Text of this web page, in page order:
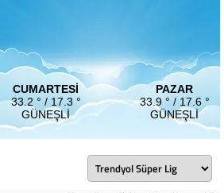
CUMARTESI
33.2 ° / 17.3 °
GÜNEŞLI
PAZAR
33.9 ° / 17.6 °
GÜNEŞLI